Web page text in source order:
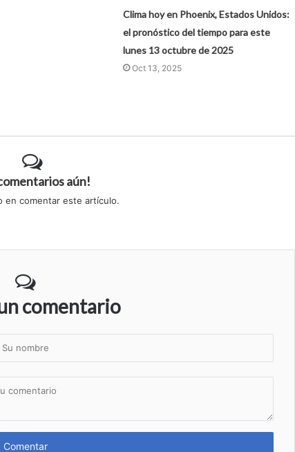
Clima hoy en Phoenix, Estados Unidos:
el pronóstico del tiempo para este
lunes 13 octubre de 2025
Oct 13, 2025
aún!
en comentar este artículo.
comentario